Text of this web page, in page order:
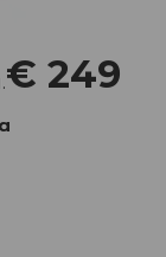
€ 249